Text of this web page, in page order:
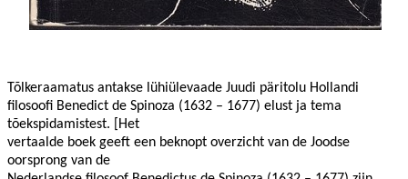
Tõlkeraamatus antakse lühiülevaade Juudi päritolu Hollandi
filosoofi Benedict de Spinoza (1632 – 1677) elust ja tema
tõekspidamistest. [Het
vertaalde boek geeft een beknopt overzicht van de Joodse
oorsprong van de